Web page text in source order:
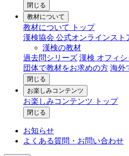
閉じる
教材について
教材について トップ
漢検協会 公式オンラインスト
漢検の教材
過去問シリーズ 漢検 オフィ
団体で教材をお求めの方 海外
閉じる
お楽しみコンテンツ
お楽しみコンテンツ トップ
閉じる
お知らせ
よくある質問・お問い合わせ